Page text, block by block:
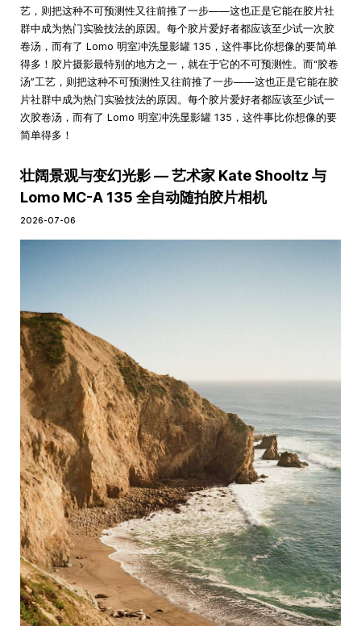
艺，则把这种不可预测性又往前推了一步——这也正是它能在胶片社
群中成为热门实验技法的原因。每个胶片爱好者都应该至少试一次胶
卷汤，而有了 Lomo 明室冲洗显影罐 135，这件事比你想像的要简单
得多！胶片摄影最特别的地方之一，就在于它的不可预测性。而“胶卷
汤”工艺，则把这种不可预测性又往前推了一步——这也正是它能在胶
片社群中成为热门实验技法的原因。每个胶片爱好者都应该至少试一
次胶卷汤，而有了 Lomo 明室冲洗显影罐 135，这件事比你想像的要
简单得多！
壮阔景观与变幻光影 — 艺术家 Kate Shooltz 与
Lomo MC-A 135 全自动随拍胶片相机
2026-07-06